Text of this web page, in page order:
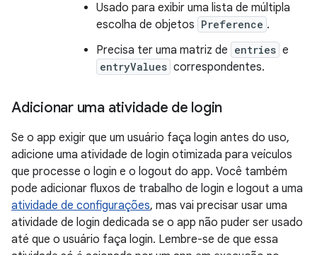
Usado para exibir uma lista de múltipla
escolha de objetos Preference .
Precisa ter uma matriz de entries e
entryValues correspondentes.
Adicionar uma atividade de login
Se o app exigir que um usuário faça login antes do uso,
adicione uma atividade de login otimizada para veículos
que processe o login e o logout do app. Você também
pode adicionar fluxos de trabalho de login e logout a uma
atividade de configurações, mas vai precisar usar uma
atividade de login dedicada se o app não puder ser usado
até que o usuário faça login. Lembre-se de que essa